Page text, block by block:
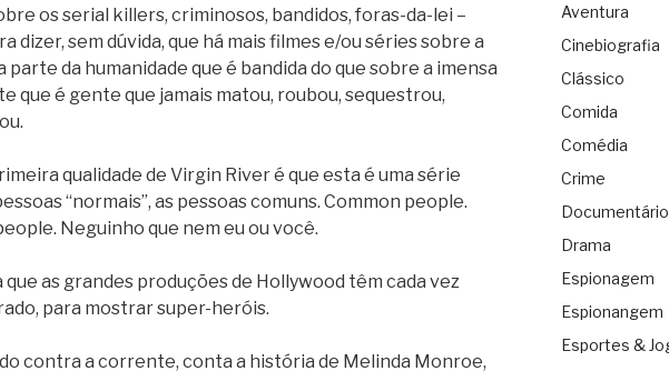
os serial killers, criminosos, bandidos, foras-da-lei –
dizer, sem dúvida, que há mais filmes e/ou séries sobre a
parte da humanidade que é bandida do que sobre a imensa
que é gente que jamais matou, roubou, sequestrou,
qualidade de Virgin River é que esta é uma série
“normais”, as pessoas comuns. Common people.
Neguinho que nem eu ou você.
que as grandes produções de Hollywood têm cada vez
para mostrar super-heróis.
contra a corrente, conta a história de Melinda Monroe,
Aventura
Cinebiografia
Clássico
Comida
Comédia
Crime
Documentário
Drama
Espionagem
Espionangem
Esportes &